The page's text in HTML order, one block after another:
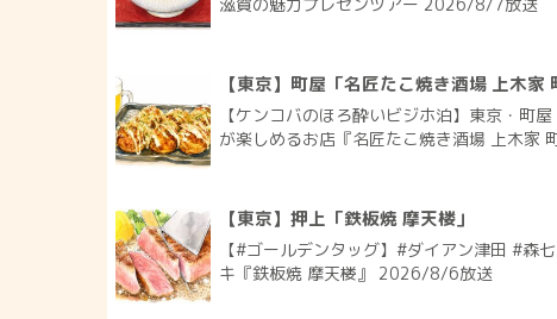
【東京】町屋「名匠たこ焼き酒場 上木家
【ケンコバのほろ酔いビジホ泊】東京・町
が楽しめるお店『名匠たこ焼き酒場 上木
【東京】押上「鉄板焼 摩天楼」
【#ゴールデンタッグ】#ダイアン津田 #森
キ『鉄板焼 摩天楼』 2026/8/6放送